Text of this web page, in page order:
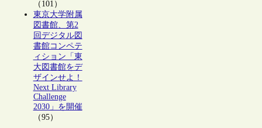
（101）
東京大学附属
図書館、第2
回デジタル図
書館コンペテ
ィション「東
大図書館をデ
ザインせよ！
Next Library
Challenge
2030」を開催
（95）